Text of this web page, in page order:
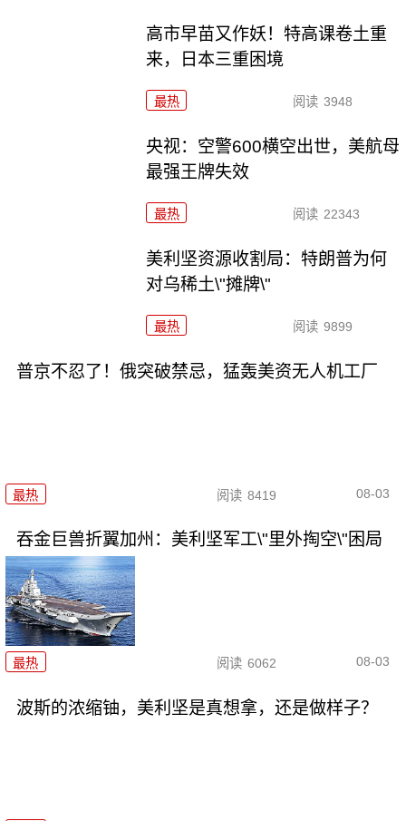
高市早苗又作妖！特高课卷土重
来，日本三重困境
最热 阅读 3948
央视：空警600横空出世，美航母
最强王牌失效
最热 阅读 22343
美利坚资源收割局：特朗普为何
对乌稀土\"摊牌\"
最热 阅读 9899
普京不忍了！俄突破禁忌，猛轰美资无人机工厂
最热 阅读 8419 08-03
吞金巨兽折翼加州：美利坚军工\"里外掏空\"困局
最热 阅读 6062 08-03
波斯的浓缩铀，美利坚是真想拿，还是做样子？